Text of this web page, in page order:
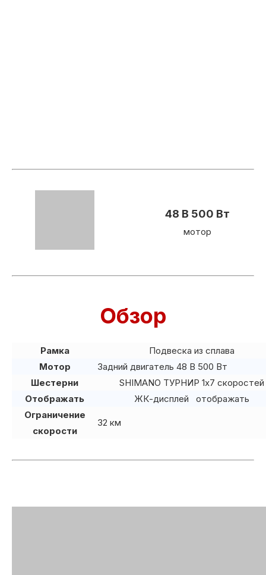
48 В 500 Вт
мотор
Обзор
Рамка
Подвеска из сплава
Мотор
Задний двигатель 48 В 500 Вт
Шестерни
SHIMANO ТУРНИР 1x7 скоростей
Отображать
ЖК-дисплей отображать
Ограничение
скорости
32 км